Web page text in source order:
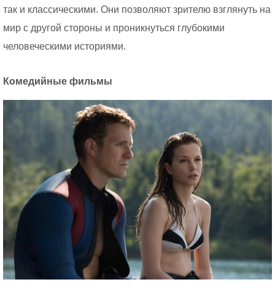
так и классическими. Они позволяют зрителю взглянуть на
мир с другой стороны и проникнуться глубокими
человеческими историями.
Комедийные фильмы